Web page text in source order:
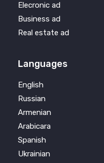
Elecronic ad
Business ad
Real estate ad
Languages
English
Russian
Armenian
Arabicara
Spanish
Ukrainian